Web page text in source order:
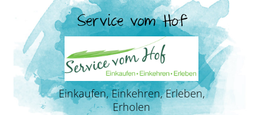
Service vom Hof
Einkaufen, Einkehren, Erleben,
Erholen